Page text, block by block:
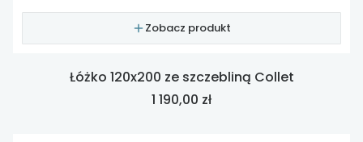
Zobacz produkt
Łóżko 120x200 ze szczebliną Collet
Cena
1 190,00 zł